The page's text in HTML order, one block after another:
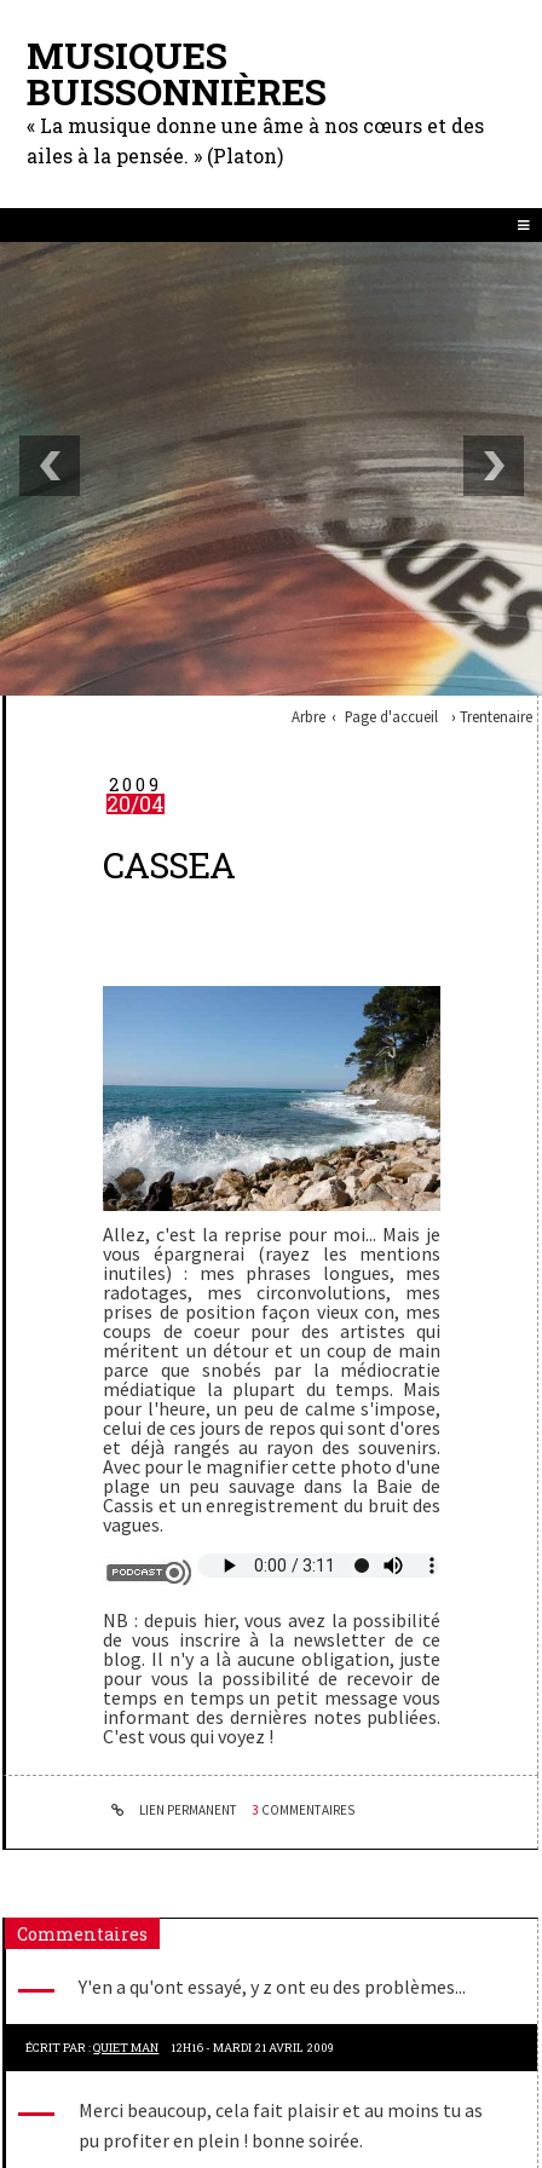
MUSIQUES
BUISSONNIÈRES
« La musique donne une âme à nos cœurs et des
ailes à la pensée. » (Platon)
Arbre Page d'accueil Trentenaire
2009
20/04
CASSEA
Allez, c'est la reprise pour moi... Mais je
vous épargnerai (rayez les mentions
inutiles) : mes phrases longues, mes
radotages, mes circonvolutions, mes
prises de position façon vieux con, mes
coups de coeur pour des artistes qui
méritent un détour et un coup de main
parce que snobés par la médiocratie
médiatique la plupart du temps. Mais
pour l'heure, un peu de calme s'impose,
celui de ces jours de repos qui sont d'ores
et déjà rangés au rayon des souvenirs.
Avec pour le magnifier cette photo d'une
plage un peu sauvage dans la Baie de
Cassis et un enregistrement du bruit des
vagues.
NB : depuis hier, vous avez la possibilité
de vous inscrire à la newsletter de ce
blog. Il n'y a là aucune obligation, juste
pour vous la possibilité de recevoir de
temps en temps un petit message vous
informant des dernières notes publiées.
C'est vous qui voyez !
LIEN PERMANENT 3 COMMENTAIRES
Commentaires
Y'en a qu'ont essayé, y z ont eu des problèmes...
ÉCRIT PAR :QUIET MAN 12H16-MARDI 21AVRIL 2009
Merci beaucoup, cela fait plaisir et au moins tu as
pu profiter en plein ! bonne soirée.